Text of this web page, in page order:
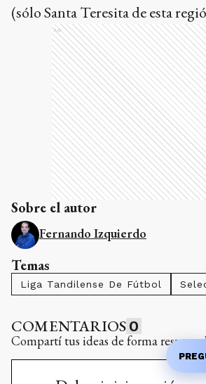
(sólo Santa Teresita de esta
Ads
Sobre el autor
Fernando Izquierdo
Temas
Liga Tandilense De Fútbol
COMENTARIOS 0
Compartí tus ideas de forma